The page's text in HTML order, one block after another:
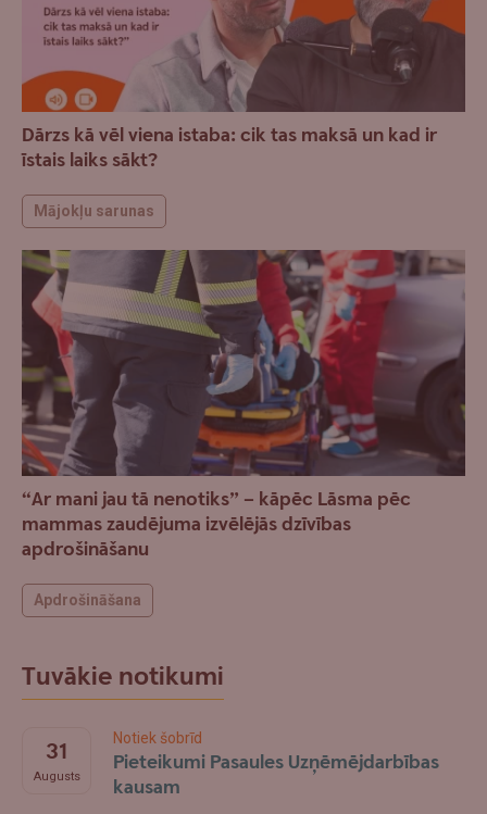
Dārzs kā vēl viena istaba: cik tas maksā un kad ir
īstais laiks sākt?
Mājokļu sarunas
“Ar mani jau tā nenotiks” – kāpēc Lāsma pēc
mammas zaudējuma izvēlējās dzīvības
apdrošināšanu
Apdrošināšana
Tuvākie notikumi
31
Augusts
Notiek šobrīd
Pieteikumi Pasaules Uzņēmējdarbības
kausam